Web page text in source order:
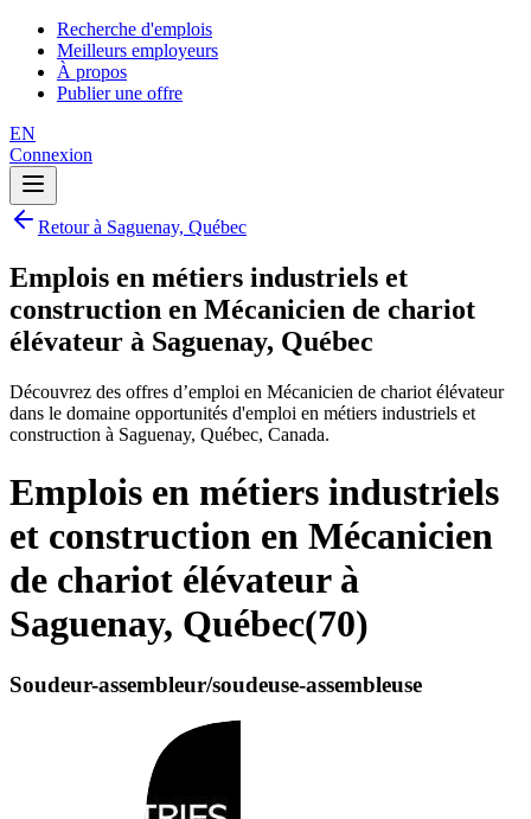
Recherche d'emplois
Meilleurs employeurs
À propos
Publier une offre
EN
Connexion
Retour à Saguenay, Québec
Emplois en métiers industriels et
construction en Mécanicien de chariot
élévateur à Saguenay, Québec
Découvrez des offres d’emploi en Mécanicien de chariot élévateur
dans le domaine opportunités d'emploi en métiers industriels et
construction à Saguenay, Québec, Canada.
Emplois en métiers industriels
et construction en Mécanicien
de chariot élévateur à
Saguenay, Québec(70)
Soudeur-assembleur/soudeuse-assembleuse